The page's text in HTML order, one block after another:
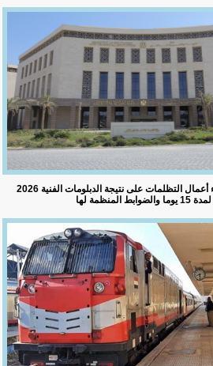
التعليم تعلن بدء أعمال التظلمات على نتيجة الدبلومات الفنية 2026
لمدة 15 يوما والضوابط المنظمة لها